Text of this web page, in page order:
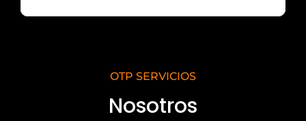
OTP SERVICIOS
Nosotros